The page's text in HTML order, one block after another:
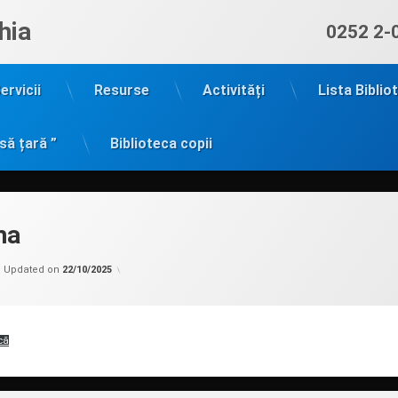
Sună
0252 2-
Resurse Activități Lista
țară ” Biblioteca copii
Updated on 22/10/2025